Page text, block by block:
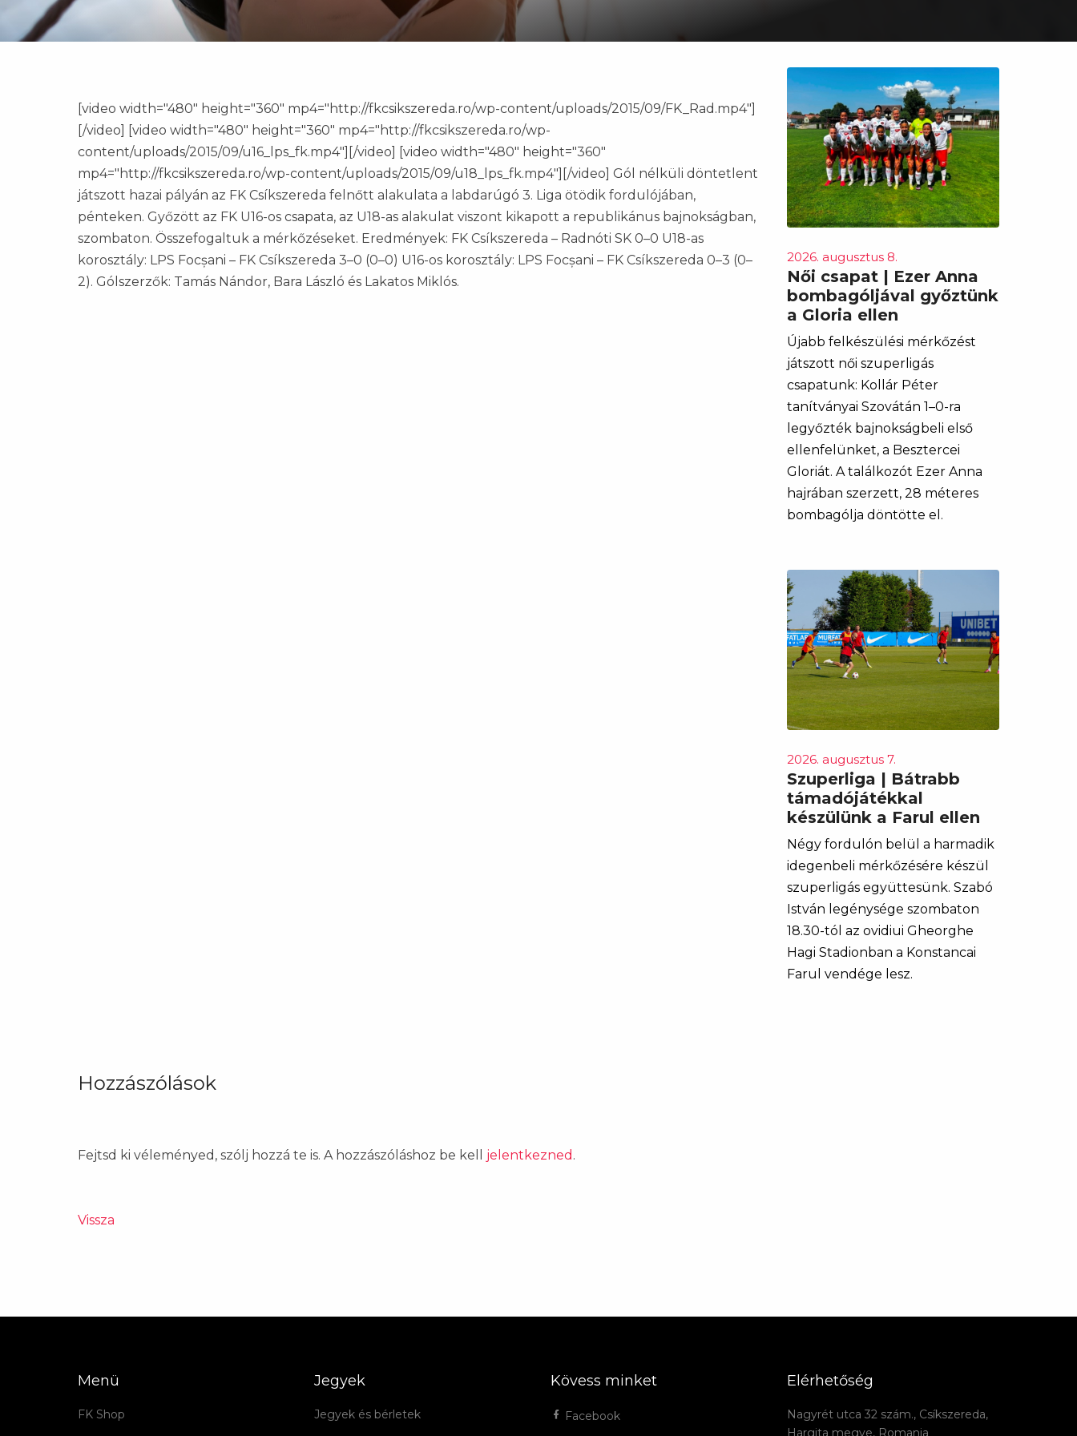
[video width="480" height="360" mp4="http://fkcsikszereda.ro/wp-content/uploads/2015/09/FK_Rad.mp4"]
[/video] [video width="480" height="360" mp4="http://fkcsikszereda.ro/wp-
content/uploads/2015/09/u16_lps_fk.mp4"][/video] [video width="480" height="360"
mp4="http://fkcsikszereda.ro/wp-content/uploads/2015/09/u18_lps_fk.mp4"][/video] Gól nélküli döntetlent
játszott hazai pályán az FK Csíkszereda felnőtt alakulata a labdarúgó 3. Liga ötödik fordulójában,
pénteken. Győzött az FK U16-os csapata, az U18-as alakulat viszont kikapott a republikánus bajnokságban,
szombaton. Összefogaltuk a mérkőzéseket. Eredmények: FK Csíkszereda – Radnóti SK 0–0 U18-as
korosztály: LPS Focșani – FK Csíkszereda 3–0 (0–0) U16-os korosztály: LPS Focșani – FK Csíkszereda 0–3 (0–
2). Gólszerzők: Tamás Nándor, Bara László és Lakatos Miklós.
2026. augusztus 8.
Női csapat | Ezer Anna
bombagóljával győztünk
a Gloria ellen
Újabb felkészülési mérkőzést
játszott női szuperligás
csapatunk: Kollár Péter
tanítványai Szovátán 1–0-ra
legyőzték bajnokságbeli első
ellenfelünket, a Besztercei
Gloriát. A találkozót Ezer Anna
hajrában szerzett, 28 méteres
bombagólja döntötte el.
2026. augusztus 7.
Szuperliga | Bátrabb
támadójátékkal
készülünk a Farul ellen
Négy fordulón belül a harmadik
idegenbeli mérkőzésére készül
szuperligás együttesünk. Szabó
István legénysége szombaton
18.30-tól az ovidiui Gheorghe
Hagi Stadionban a Konstancai
Farul vendége lesz.
Hozzászólások
Fejtsd ki véleményed, szólj hozzá te is. A hozzászóláshoz be kell jelentkezned .
Vissza
Menü
FK Shop
Jegyek
Jegyek és bérletek
Kövess minket
Facebook
Elérhetőség
Nagyrét utca 32 szám., Csíkszereda,
Hargita megye, Romania